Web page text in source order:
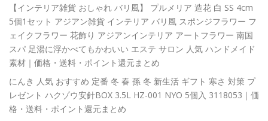
【インテリア雑貨 おしゃれ バリ風】 プルメリア 造花 白 SS 4cm
5個1セット アジアン雑貨 インテリア バリ風 スポンジフラワー フ
ェイクフラワー 花飾り アジアンインテリア アートフラワー 南国
スパ 足湯に浮かべてもかわいい エステ サロン 人気 ハンドメイド
素材｜価格・送料・ポイント還元まとめ
にんき 人気 おすすめ 定番 冬 春 孫 冬 新生活 ギフト 寒さ 対策 プ
レゼント ハクゾウ安針BOX 3.5L HZ-001 NYO 5個入 3118053｜価
格・送料・ポイント還元まとめ